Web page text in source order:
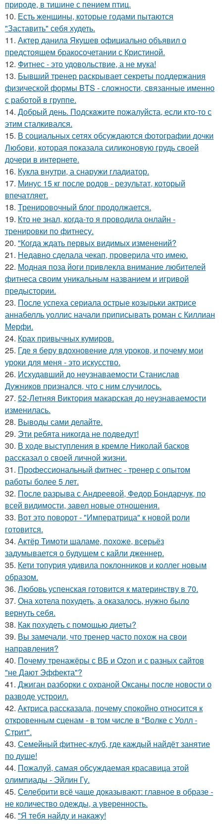
природе, в тишине с пением птиц.
10. Есть женщины, которые годами пытаются
"Заставить" себя худеть.
11. Актер данила Якушев официально объявил о
предстоящем бракосочетании с Кристиной.
12. Фитнес - это удовольствие, а не мука!
13. Бывший тренер раскрывает секреты поддержания
физической формы BTS - сложности, связанные именно
с работой в группе.
14. Добрый день. Подскaжите пожалуйста, если кто-то с
этим сталкивался.
15. В социальных сетях обсуждаются фотографии дочки
Любови, которая показала силиконовую грудь своей
дочери в интернете.
16. Кукла внутри, а снаружи гладиатор.
17. Минус 15 кг после родов - результат, который
впечатляет.
18. Тренировочный блог продолжается.
19. Кто не знал, когда-то я проводила онлайн -
тренировки по фитнесу.
20. "Когда ждать первых видимых изменений?
21. Недавно сделала чекап, проверила что имею.
22. Модная поза йоги привлекла внимание любителей
фитнеса своим уникальным названием и игривой
предыстории.
23. После успеха сериала острые козырьки актрисе
аннабелль уоллис начали приписывать роман с Киллиан
Мерфи.
24. Крах привычных кумиров.
25. Где я беру вдохновение для уроков, и почему мои
уроки для меня - это искусство.
26. Исхудавший до неузнаваемости Станислав
Дужников признался, что с ним случилось.
27. 52-Летняя Виктория макарская до неузнаваемости
изменилась.
28. Выводы сами делайте.
29. Эти ребята никогда не подведут!
30. В ходе выступления в кремле Николай басков
рассказал о своей личной жизни.
31. Профессиональный фитнес - тренер с опытом
работы более 5 лет.
32. После разрыва с Андреевой, Федор Бондарчук, по
всей видимости, завел новые отношения.
33. Вот это поворот - "Императрица" к новой роли
готовится.
34. Актёр Тимоти шаламе, похоже, всерьёз
задумывается о будущем с кайли дженнер.
35. Кети топурия удивила поклонников и коллег новым
образом.
36. Любовь успенская готовится к материнству в 70.
37. Она хотела похудеть, а оказалось, нужно было
вернуть себя.
38. Как похудеть с помощью диеты?
39. Вы замечали, что тренер часто похож на свои
направления?
40. Почему тренажёры с ВБ и Ozon и с разных сайтов
"не Дают Эффекта"?
41. Джиган разборки с охраной Оксаны после новости о
разводе устроил.
42. Актриса рассказала, почему спокойно относится к
откровенным сценам - в том числе в "Волке с Уолл -
Стрит".
43. Семейный фитнес-клуб, где каждый найдёт занятие
по душе!
44. Пожалуй, самая обсуждаемая красавица этой
олимпиады - Эйлин Гу.
45. Селебрити всё чаще доказывают: главное в образе -
не количество одежды, а уверенность.
46. "Я тебя найду и накажу!